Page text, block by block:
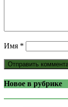
Имя *
Новое в рубрике